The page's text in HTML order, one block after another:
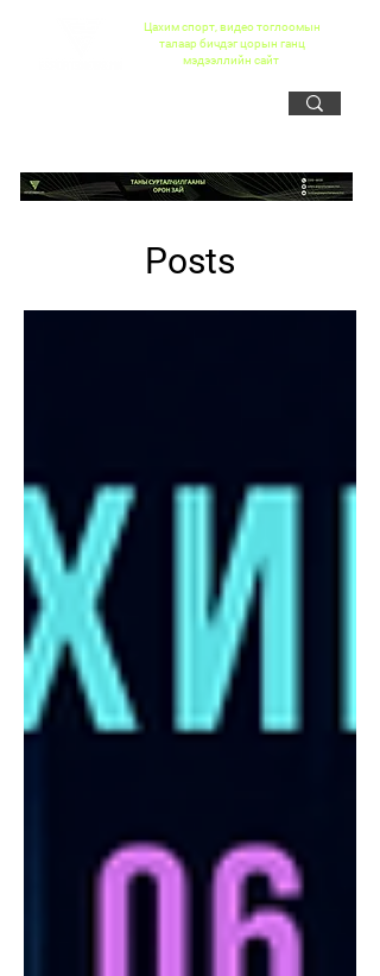
Цахим спорт, видео тоглоомын
талаар бичдэг цорын ганц
мэдээллийн сайт
Posts